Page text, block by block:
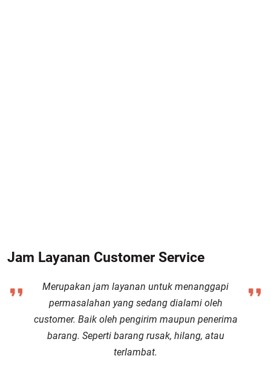
Jam Layanan Customer Service
Merupakan jam layanan untuk menanggapi
permasalahan yang sedang dialami oleh
customer. Baik oleh pengirim maupun penerima
barang. Seperti barang rusak, hilang, atau
terlambat.